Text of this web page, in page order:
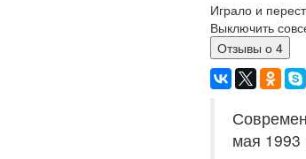
Играло и
Выключить
Отзывы о 4
мая 1993